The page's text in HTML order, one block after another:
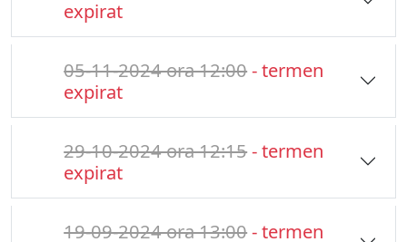
expirat
05-11-2024 ora 12:00- termen
expirat
29-10-2024 ora 12:15- termen
expirat
19-09-2024 ora 13:00- termen